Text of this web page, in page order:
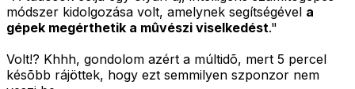
módszer kidolgozása volt, amelynek segítségével a
gépek megérthetik a mûvészi viselkedést."
Volt!? Khhh, gondolom azért a múltidõ, mert 5 percel
késõbb rájöttek, hogy ezt semmilyen szponzor nem